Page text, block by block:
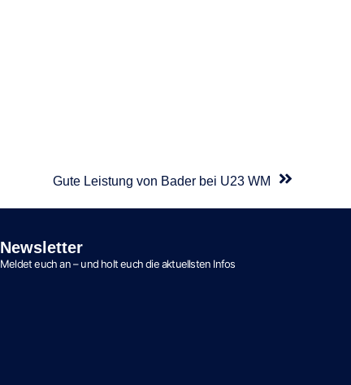
Gute Leistung von Bader bei U23 WM
Newsletter
Meldet euch an – und holt euch die aktuellsten Infos